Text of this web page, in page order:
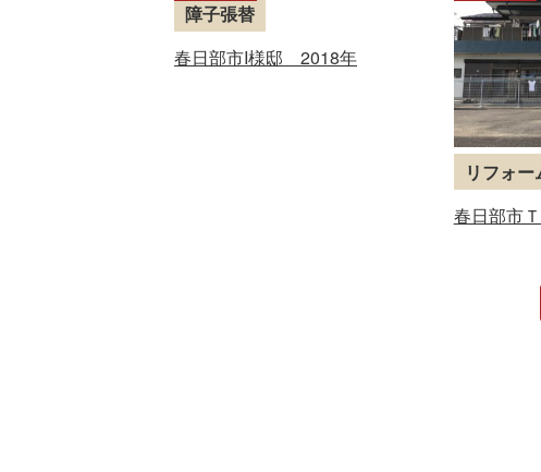
障子張替
春日部市I様邸 2018年
リフォー
春日部市